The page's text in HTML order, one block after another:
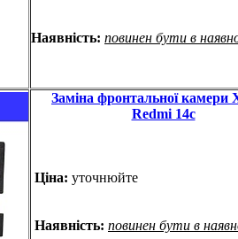
Наявність: повинен бути в
Заміна фронтальної камери
Redmi 14c
Ціна: уточнюйте
Наявність: повинен бути в